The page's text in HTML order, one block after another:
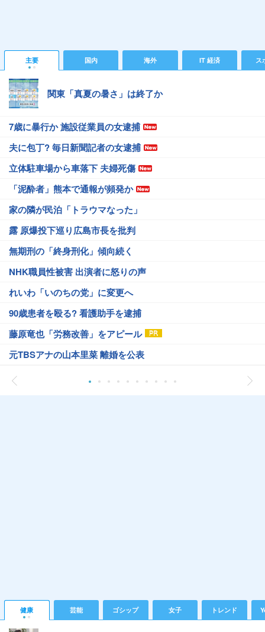
主要 国内 海外 IT 経済 ス
関東「真夏の暑さ」は終了か
7歳に暴行か 施設従業員の女逮捕
夫に包丁? 毎日新聞記者の女逮捕
立体駐車場から車落下 夫婦死傷
「泥酔者」熊本で通報が頻発か
家の隣が民泊「トラウマなった」
露 原爆投下巡り広島市長を批判
無期刑の「終身刑化」傾向続く
NHK職員性被害 出演者に怒りの声
れいわ「いのちの党」に変更へ
90歳患者を殴る? 看護助手を逮捕
藤原竜也「労務改善」をアピール
元TBSアナの山本里菜 離婚を公表
健康 芸能 ゴシップ 女子 トレンド